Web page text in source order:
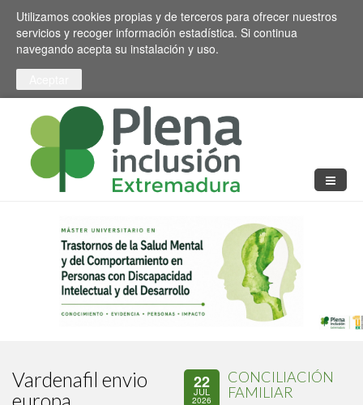
Pasar al contenido principal
Toggle high contrast
Utilizamos cookies propias y de terceros para ofrecer nuestros
servicios y recoger información estadística. Si continua
navegando acepta su instalación y uso.
Vardenafil envio
22
JUL
2026
CONCILIACIÓN
FAMILIAR